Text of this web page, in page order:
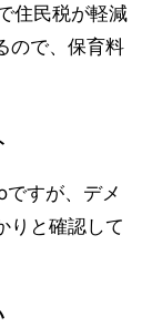
住民税が軽減
ので、保育料
すが、デメ
りと確認して